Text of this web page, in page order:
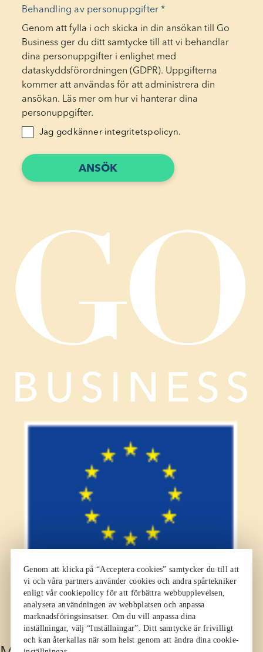
Behandling av personuppgifter*
Genom att fylla i och skicka in din ansökan till Go
Business ger du ditt samtycke till att vi behandlar
dina personuppgifter i enlighet med
dataskyddsförordningen (GDPR). Uppgifterna
kommer att användas för att administrera din
ansökan. Läs mer om hur vi hanterar dina
personuppgifter.
Jag godkänner integritetspolicyn.
ANSÖK
Genom att klicka på “Acceptera cookies” samtycker du till att
vi och våra partners använder cookies och andra spårtekniker
enligt vår cookiepolicy för att förbättra webbupplevelsen,
analysera användningen av webbplatsen och anpassa
marknadsföringsinsatser. Om du vill anpassa dina
inställningar, välj “Inställningar”. Ditt samtycke är frivilligt
och kan återkallas när som helst genom att ändra dina cookie-